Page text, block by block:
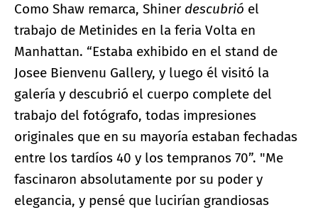
Como Shaw remarca, Shiner descubrió el
trabajo de Metinides en la feria Volta en
Manhattan. “Estaba exhibido en el stand de
Josee Bienvenu Gallery, y luego él visitó la
galería y descubrió el cuerpo complete del
trabajo del fotógrafo, todas impresiones
originales que en su mayoría estaban fechadas
entre los tardíos 40 y los tempranos 70”. "Me
fascinaron absolutamente por su poder y
elegancia, y pensé que lucirían grandiosas